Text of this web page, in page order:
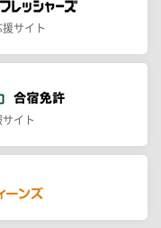
サイト
イト